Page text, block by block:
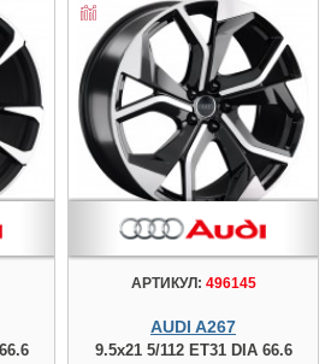
АРТИКУЛ: 496145
AUDI A267
9.5x21 5/112 ET31 DIA 66.6